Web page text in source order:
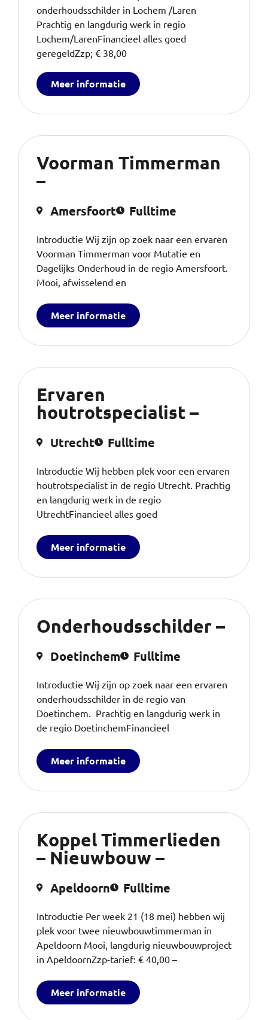
onderhoudsschilder in Lochem /Laren
Prachtig en langdurig werk in regio
Lochem/LarenFinancieel alles goed
geregeldZzp; € 38,00
Meer informatie
Voorman Timmerman
–
Amersfoort Fulltime
Introductie Wij zijn op zoek naar een ervaren
Voorman Timmerman voor Mutatie en
Dagelijks Onderhoud in de regio Amersfoort.
Mooi, afwisselend en
Meer informatie
Ervaren
houtrotspecialist –
Utrecht Fulltime
Introductie Wij hebben plek voor een ervaren
houtrotspecialist in de regio Utrecht. Prachtig
en langdurig werk in de regio
UtrechtFinancieel alles goed
Meer informatie
Onderhoudsschilder –
Doetinchem Fulltime
Introductie Wij zijn op zoek naar een ervaren
onderhoudsschilder in de regio van
Doetinchem. Prachtig en langdurig werk in
de regio DoetinchemFinancieel
Meer informatie
Koppel Timmerlieden
– Nieuwbouw –
Apeldoorn Fulltime
Introductie Per week 21 (18 mei) hebben wij
plek voor twee nieuwbouwtimmerman in
Apeldoorn Mooi, langdurig nieuwbouwproject
in ApeldoornZzp-tarief: € 40,00 –
Meer informatie